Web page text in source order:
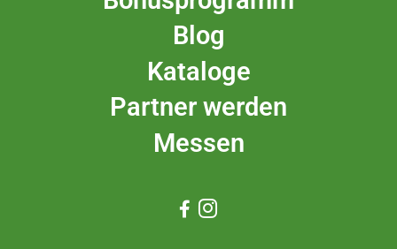
Blog
Kataloge
Partner werden
Messen
 